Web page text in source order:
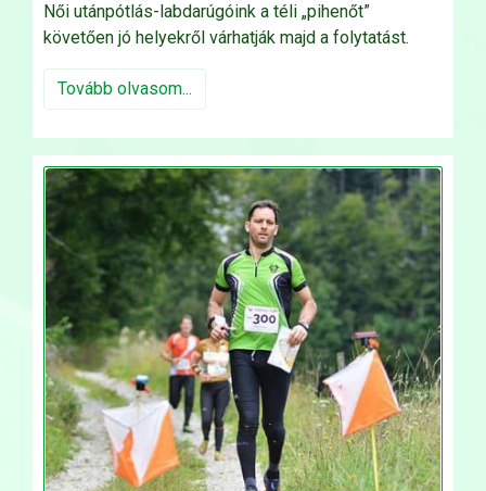
Női utánpótlás-labdarúgóink a téli „pihenőt”
követően jó helyekről várhatják majd a folytatást.
Tovább olvasom...